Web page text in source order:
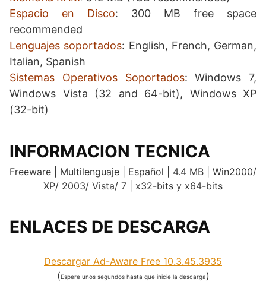
Espacio en Disco: 300 MB free space
recommended
Lenguajes soportados: English, French, German,
Italian, Spanish
Sistemas Operativos Soportados: Windows 7,
Windows Vista (32 and 64-bit), Windows XP
(32-bit)
INFORMACION TECNICA
Freeware | Multilenguaje | Español | 4.4 MB | Win2000/
XP/ 2003/ Vista/ 7 | x32-bits y x64-bits
ENLACES DE DESCARGA
Descargar Ad-Aware Free 10.3.45.3935
(Espere unos segundos hasta que inicie la descarga)